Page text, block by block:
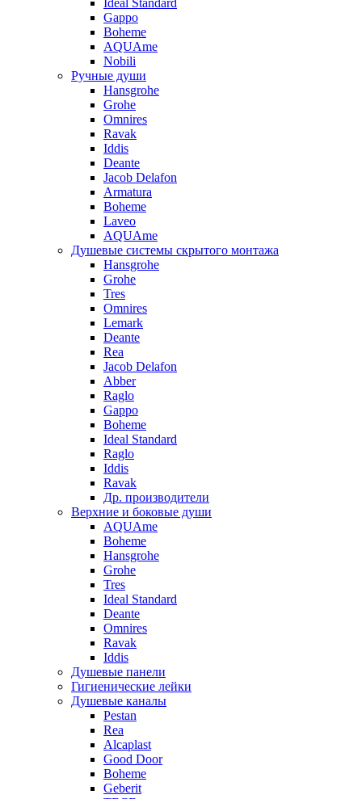
Ideal Standard
Gappo
Boheme
AQUAme
Nobili
Ручные души
Hansgrohe
Grohe
Omnires
Ravak
Iddis
Deante
Jacob Delafon
Armatura
Boheme
Laveo
AQUAme
Душевые системы скрытого монтажа
Hansgrohe
Grohe
Tres
Omnires
Lemark
Deante
Rea
Jacob Delafon
Abber
Raglo
Gappo
Boheme
Ideal Standard
Raglo
Iddis
Ravak
Др. производители
Верхние и боковые души
AQUAme
Boheme
Hansgrohe
Grohe
Tres
Ideal Standard
Deante
Omnires
Ravak
Iddis
Душевые панели
Гигиенические лейки
Душевые каналы
Pestan
Rea
Alcaplast
Good Door
Boheme
Geberit